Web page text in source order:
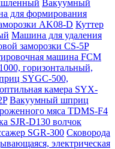
Вакуумный
для формирования
AK08-D Куттер
Машина для удаления
заморозки CS-5P
машина FCM
горизонтальный,
SYGC-500,
камера SYX-
Вакуумный шприц
мяса TDMS-F4
SJR-D130 волчок
SGR-300 Сковорода
электрическая